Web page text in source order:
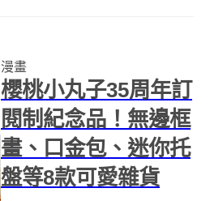
嶄新的方式再次體驗「伊藤潤二
式」恐怖！ 為了完美...
漫畫
櫻桃小丸子35周年訂
閱制紀念品！無邊框
畫、口金包、迷你托
盤等8款可愛雜貨